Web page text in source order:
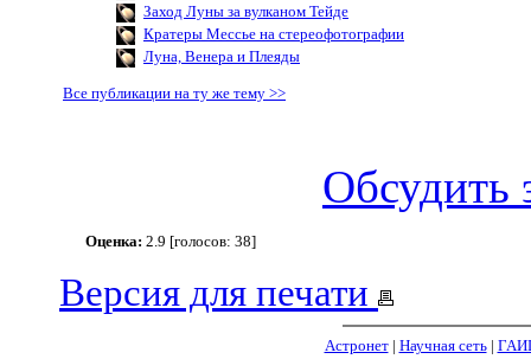
Заход Луны за вулканом Тейде
Кратеры Мессье на стереофотографии
Луна, Венера и Плеяды
Все публикации на ту же тему >>
Обсудить
Оценка: 2.9 [голосов: 38]
Версия для печати
Астронет| Научная сеть|